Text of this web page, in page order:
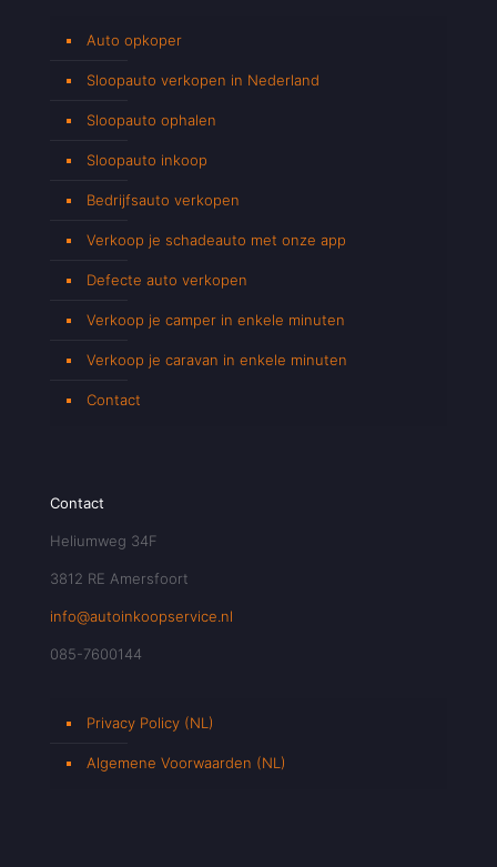
Auto opkoper
Sloopauto verkopen in Nederland
Sloopauto ophalen
Sloopauto inkoop
Bedrijfsauto verkopen
Verkoop je schadeauto met onze app
Defecte auto verkopen
Verkoop je camper in enkele minuten
Verkoop je caravan in enkele minuten
Contact
Contact
Heliumweg 34F
3812 RE Amersfoort
info@autoinkoopservice.nl
085-7600144
Privacy Policy (NL)
Algemene Voorwaarden (NL)